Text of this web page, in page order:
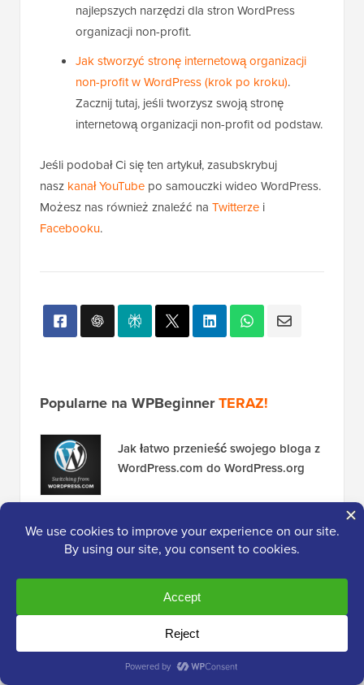
najlepszych narzędzi dla stron WordPress
organizacji non-profit.
Jak stworzyć stronę internetową organizacji
non-profit w WordPress (krok po kroku).
Zacznij tutaj, jeśli tworzysz swoją stronę
internetową organizacji non-profit od podstaw.
Jeśli podobał Ci się ten artykuł, zasubskrybuj
nasz kanał YouTube po samouczki wideo WordPress.
Możesz nas również znaleźć na Twitterze i
Facebooku.
Popularne na WPBeginnerTERAZ!
Jak łatwo przenieść swojego bloga z
WordPress.com do WordPress.org
13 rzeczy, które MUSISZ zrobić przed
zmianą motywu WordPress
Jak zainstalować Google Analytics w
WordPress dla początkujących
Jak zacząć podcast (i odnieść